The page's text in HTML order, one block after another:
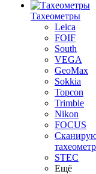
Тахеометры
Leica
FOIF
South
VEGA
GeoMax
Sokkia
Topcon
Trimble
Nikon
FOCUS
STEC
Ещё